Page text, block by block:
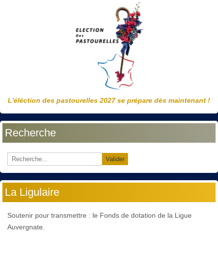
L'éléction des pastourelles 2027 se prépare dès maintenant !
Recherche
Valider
La Ligulaire
Soutenir pour transmettre : le Fonds de dotation de la Ligue
Auvergnate.